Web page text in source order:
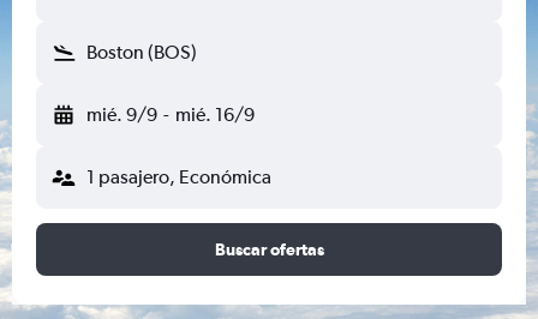
Boston (BOS)
mié. 9/9 - mié. 16/9
1 pasajero, Económica
Buscar ofertas